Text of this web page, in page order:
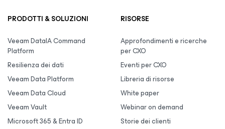
PRODOTTI & SOLUZIONI
Veeam DataIA Command
Platform
Resilienza dei dati
Veeam Data Platform
Veeam Data Cloud
Veeam Vault
Microsoft 365 & Entra ID
RISORSE
Approfondimenti e ricerche
per CXO
Eventi per CXO
Libreria di risorse
White paper
Webinar on demand
Storie dei clienti